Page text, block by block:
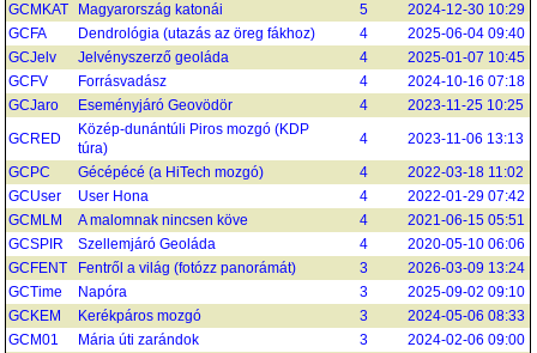
GCMKAT
Magyarország katonái 5
2024-12-30 10:29
GCFA
Dendrológia (utazás az öreg fákhoz) 4
2025-06-04 09:40
GCJelv
Jelvényszerző geoláda 4
2025-01-07 10:45
GCFV
Forrásvadász 4
2024-10-16 07:18
GCJaro
Eseményjáró Geovödör 4
2023-11-25 10:25
GCRED
Közép-dunántúli Piros mozgó (KDP
túra)
4
2023-11-06 13:13
GCPC
Gécépécé (a HiTech mozgó) 4
2022-03-18 11:02
GCUser
User Hona 4
2022-01-29 07:42
GCMLM
A malomnak nincsen köve 4
2021-06-15 05:51
GCSPIR
Szellemjáró Geoláda 4
2020-05-10 06:06
GCFENT
Fentről a világ (fotózz panorámát) 3
2026-03-09 13:24
GCTime
Napóra 3
2025-09-02 09:10
GCKEM
Kerékpáros mozgó 3
2024-05-06 08:33
GCM01
Mária úti zarándok 3 2024-02-06 09:00